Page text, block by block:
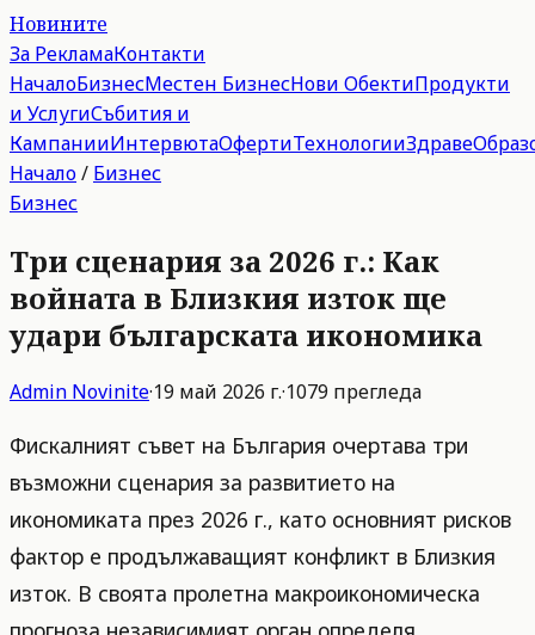
Новините
За РекламаКонтакти
НачалоБизнесМестен БизнесНови ОбектиПродукти
и УслугиСъбития и
КампанииИнтервютаОфертиТехнологииЗдраве
Начало/ Бизнес
Бизнес
Три сценария за 2026 г.: Как
войната в Близкия изток ще
удари българската икономика
Admin Novinite·19 май 2026 г.·1079 прегледа
Фискалният съвет на България очертава три
възможни сценария за развитието на
икономиката през 2026 г., като основният рисков
фактор е продължаващият конфликт в Близкия
изток. В своята пролетна макроикономическа